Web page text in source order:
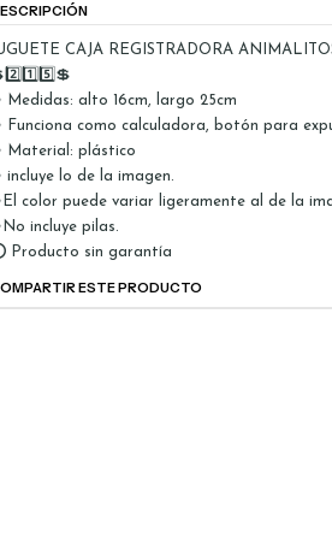
CAJA REGISTRADORA
Medidas: alto 16cm, largo 25cm
Funciona como calculadora, botón para
Material: plástico
incluye lo de la imagen.
color puede variar ligeramente al de la
incluye pilas.
Producto sin garantía
ESTE PRODUCTO